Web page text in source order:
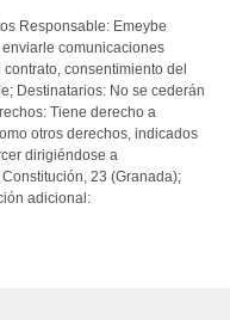
Responsable: Emeybe
comunicaciones
consentimiento del
Destinatarios: No se cederán
Tiene derecho a
otros derechos, indicados
dirigiéndose a
23 (Granada);
adicional: